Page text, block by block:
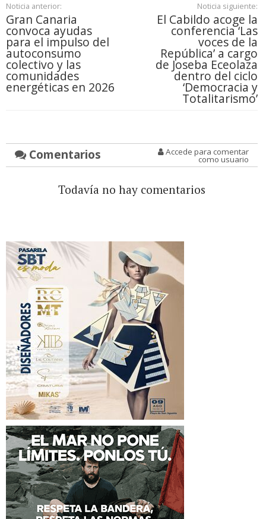
Noticia anterior:
Gran Canaria
convoca ayudas
para el impulso del
autoconsumo
colectivo y las
comunidades
energéticas en 2026
Noticia siguiente:
El Cabildo acoge la
conferencia ‘Las
voces de la
República’ a cargo
de Joseba Eceolaza
dentro del ciclo
‘Democracia y
Totalitarismo’
Comentarios Accede para comentar
como usuario
Todavía no hay comentarios